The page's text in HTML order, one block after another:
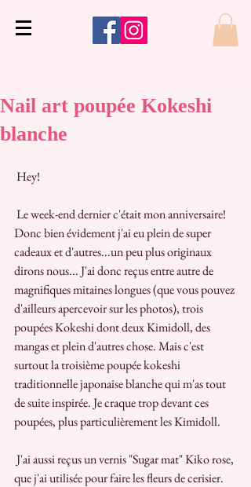
Nail art poupée Kokeshi
blanche
Hey!
Donc bien évidement j'ai eu plein de super
cadeaux et d'autres...un peu plus originaux
dirons nous... J'ai donc reçus entre autre de
magnifiques mitaines longues (que vous pouvez
d'ailleurs apercevoir sur les photos), trois
poupées Kokeshi dont deux Kimidoll, des
mangas et plein d'autres chose. Mais c'est
surtout la troisième poupée kokeshi
traditionnelle japonaise blanche qui m'as tout
de suite inspirée. Je craque trop devant ces
poupées, plus particulièrement les Kimidoll.
que j'ai utilisée pour faire les fleurs de cerisier.